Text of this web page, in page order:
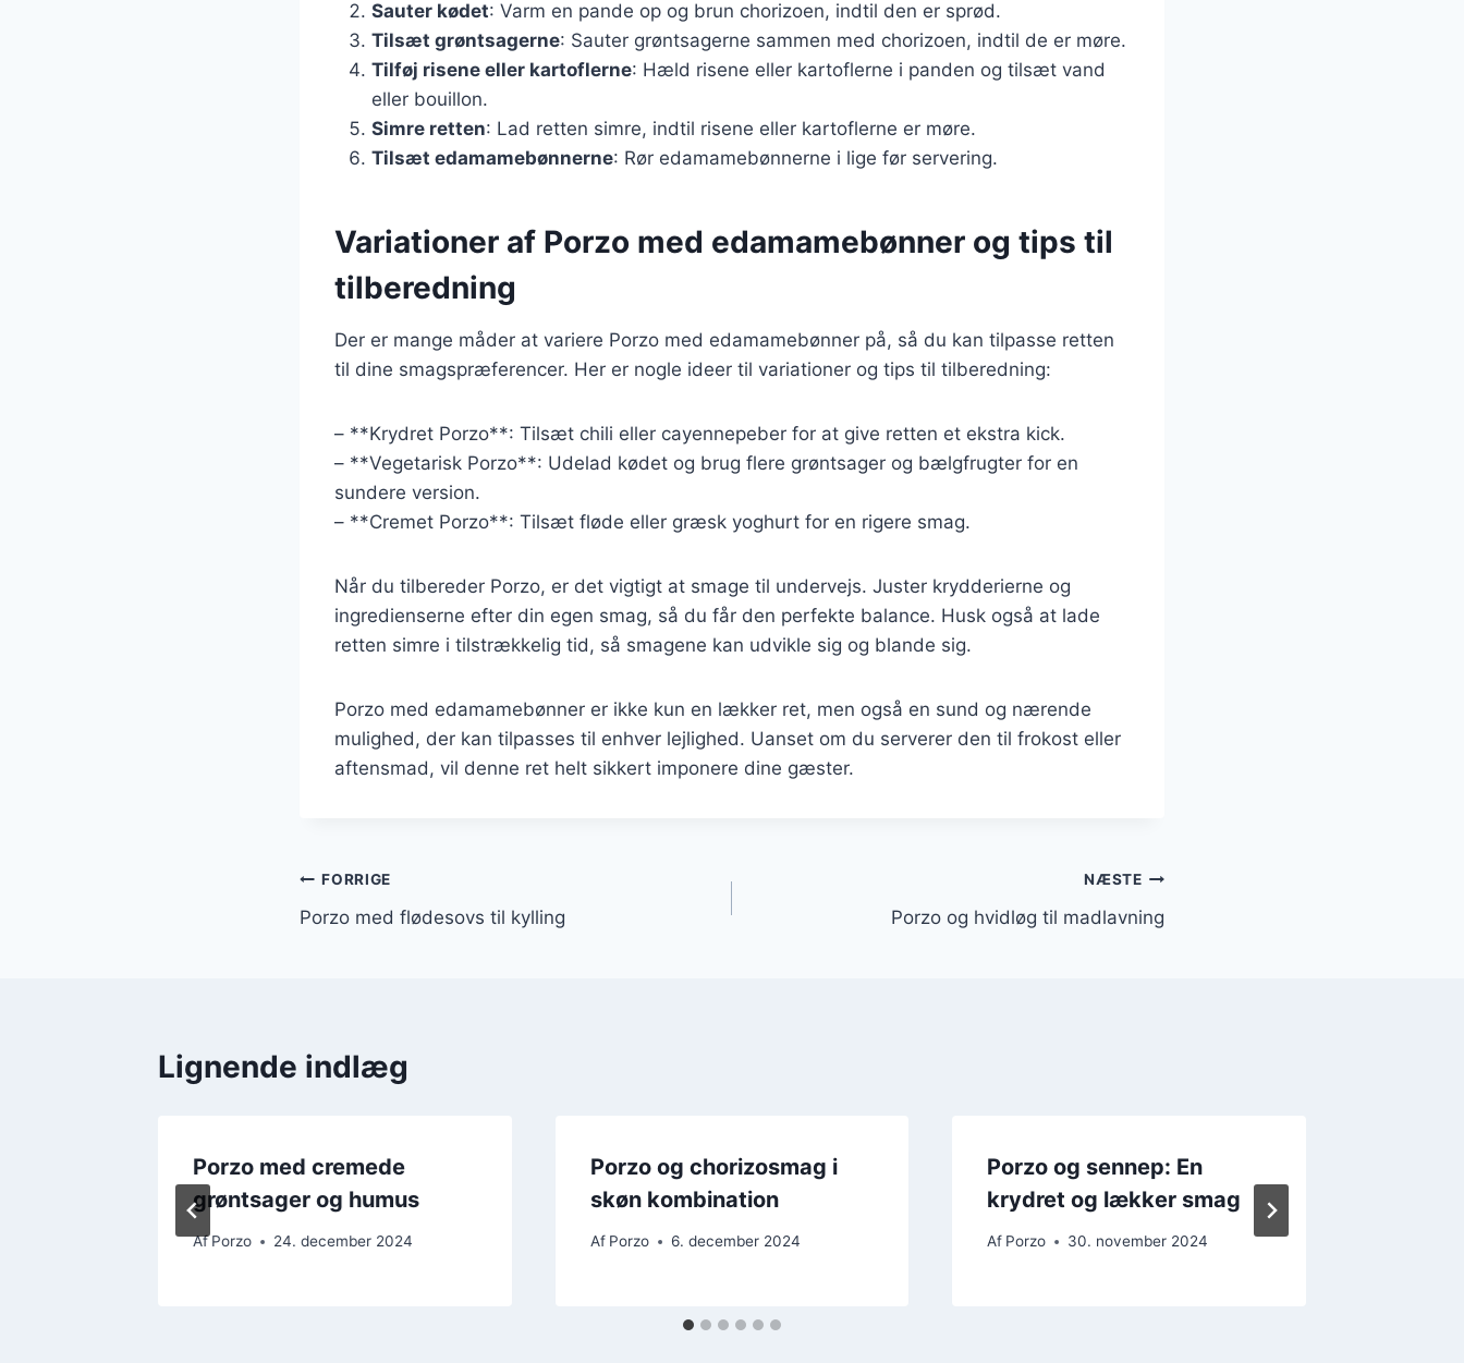
Sauter kødet: Varm en pande op og brun chorizoen, indtil den er sprød.
Tilsæt grøntsagerne: Sauter grøntsagerne sammen med chorizoen, indtil de er møre.
Tilføj risene eller kartoflerne: Hæld risene eller kartoflerne i panden og tilsæt vand
eller bouillon.
Simre retten: Lad retten simre, indtil risene eller kartoflerne er møre.
Tilsæt edamamebønnerne: Rør edamamebønnerne i lige før servering.
Variationer af Porzo med edamamebønner og tips til
tilberedning
Der er mange måder at variere Porzo med edamamebønner på, så du kan tilpasse retten
til dine smagspræferencer. Her er nogle ideer til variationer og tips til tilberedning:
– **Krydret Porzo**: Tilsæt chili eller cayennepeber for at give retten et ekstra kick.
– **Vegetarisk Porzo**: Udelad kødet og brug flere grøntsager og bælgfrugter for en
sundere version.
– **Cremet Porzo**: Tilsæt fløde eller græsk yoghurt for en rigere smag.
Når du tilbereder Porzo, er det vigtigt at smage til undervejs. Juster krydderierne og
ingredienserne efter din egen smag, så du får den perfekte balance. Husk også at lade
retten simre i tilstrækkelig tid, så smagene kan udvikle sig og blande sig.
Porzo med edamamebønner er ikke kun en lækker ret, men også en sund og nærende
mulighed, der kan tilpasses til enhver lejlighed. Uanset om du serverer den til frokost eller
aftensmad, vil denne ret helt sikkert imponere dine gæster.
Indlægsnavigation
FORRIGE
Porzo med flødesovs til kylling
NÆSTE
Porzo og hvidløg til madlavning
Lignende indlæg
Porzo med cremede
grøntsager og humus
Af Porzo 24. december 2024
Porzo og chorizosmag i
skøn kombination
Af Porzo 6. december 2024
Porzo og sennep: En
krydret og lækker smag
Af Porzo 30. november 2024